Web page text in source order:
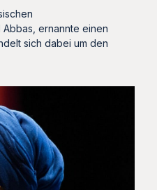
ernannte einen
sich dabei um den